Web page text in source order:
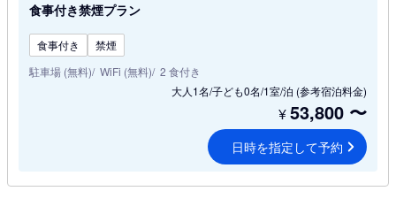
食事付き禁煙プラン
食事付き
禁煙
駐車場 (無料) WiFi (無料) 2 食付き
大人1名/子ども0名/1室/泊 (参考宿泊料金)
¥53,800 〜
日時を指定して予約